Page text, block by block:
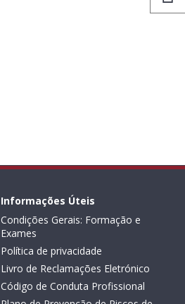
Informações Úteis
Condições Gerais: Formação e
Exames
Política de privacidade
Livro de Reclamações Eletrónico
Código de Conduta Profissional